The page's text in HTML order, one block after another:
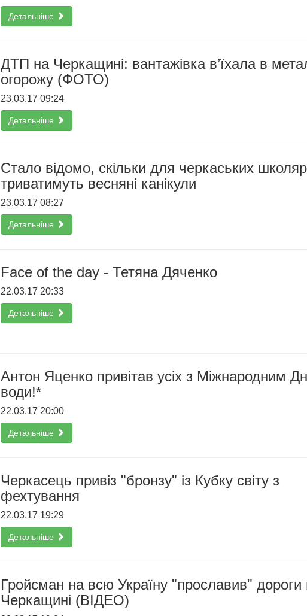
Детальніше
ДТП на Черкащині: вантажівка в’їхала в
огорожу (ФОТО)
23.03.17 09:24
Детальніше
Стало відомо, скільки для черкаських
триватимуть весняні канікули
23.03.17 08:27
Детальніше
Face of the day - Тетяна Дяченко
22.03.17 20:33
Детальніше
Антон Яценко привітав усіх з Міжнародним
води!*
22.03.17 20:00
Детальніше
Черкасець привіз "бронзу" із Кубку світу з
фехтування
22.03.17 19:29
Детальніше
Гройсман на всю Україну "прославив" дороги
Черкащині (ВІДЕО)